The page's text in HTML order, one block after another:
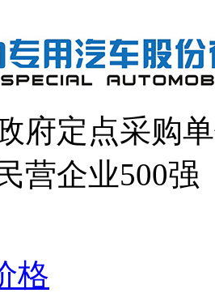
府定点采购
营企业500强
格